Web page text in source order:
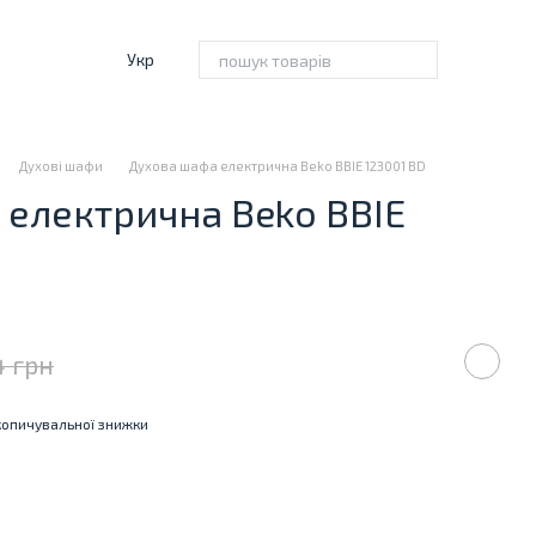
Укр
Духові шафи Духова шафа електрична Beko BBIE 123001 BD
Beko BBIE
грн
знижки